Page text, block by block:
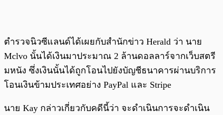
ตำรวจนิวซีแลนด์ได้เผยกับสำนักข่าว Herald ว่า นาย
Mclvo นั้นได้เงินมาประมาณ 2 ล้านดอลลาร์จากเว็บสตรี
มหนัง ซึ่งเงินนั้นได้ถูกโอนไปยังบัญชีธนาคารผ่านบริการ
โอนเงินข้ามประเทศอย่าง PayPal และ Stripe
นาย Kay กล่าวเกี่ยวกับคดีนี้ว่า จะดำเนินการจะดำเนิน